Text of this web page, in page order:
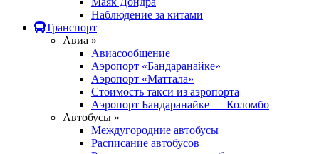
Наблюдение за китами
Транспорт
Авиа »
Авиасообщение
Аэропорт «Бандаранайке»
Аэропорт «Маттала»
Стоимость такси из аэропорта
Аэропорт Бандаранайке — Коломбо
Автобусы »
Междугородние автобусы
Расписание автобусов